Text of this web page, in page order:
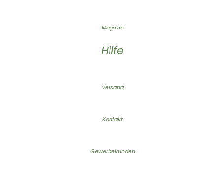
Magazin
Hilfe
Versand
Kontakt
Gewerbekunden